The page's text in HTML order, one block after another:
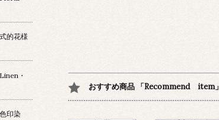
おすすめ商品 「Recommend item」
的花様
・
色印染